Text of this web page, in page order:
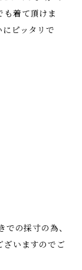
も着て頂けま
ピッタリで
での採寸の為、
ざいますのでご